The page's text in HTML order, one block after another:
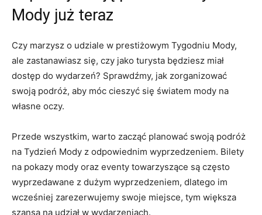
Mody już teraz
Czy marzysz o udziale w prestiżowym Tygodniu Mody,
ale zastanawiasz ‌się, czy⁣ jako turysta będziesz miał
dostęp do wydarzeń? Sprawdźmy, jak ⁣zorganizować
swoją ⁣podróż, aby móc cieszyć się światem mody na⁤
własne oczy.
Przede⁣ wszystkim, warto zacząć planować swoją podróż
na⁤ Tydzień Mody z ​odpowiednim wyprzedzeniem. Bilety
na pokazy mody⁣ oraz eventy towarzyszące są ‌często
wyprzedawane‌ z dużym wyprzedzeniem, dlatego im
wcześniej zarezerwujemy swoje miejsce, tym większa
szansa na udział w wydarzeniach.